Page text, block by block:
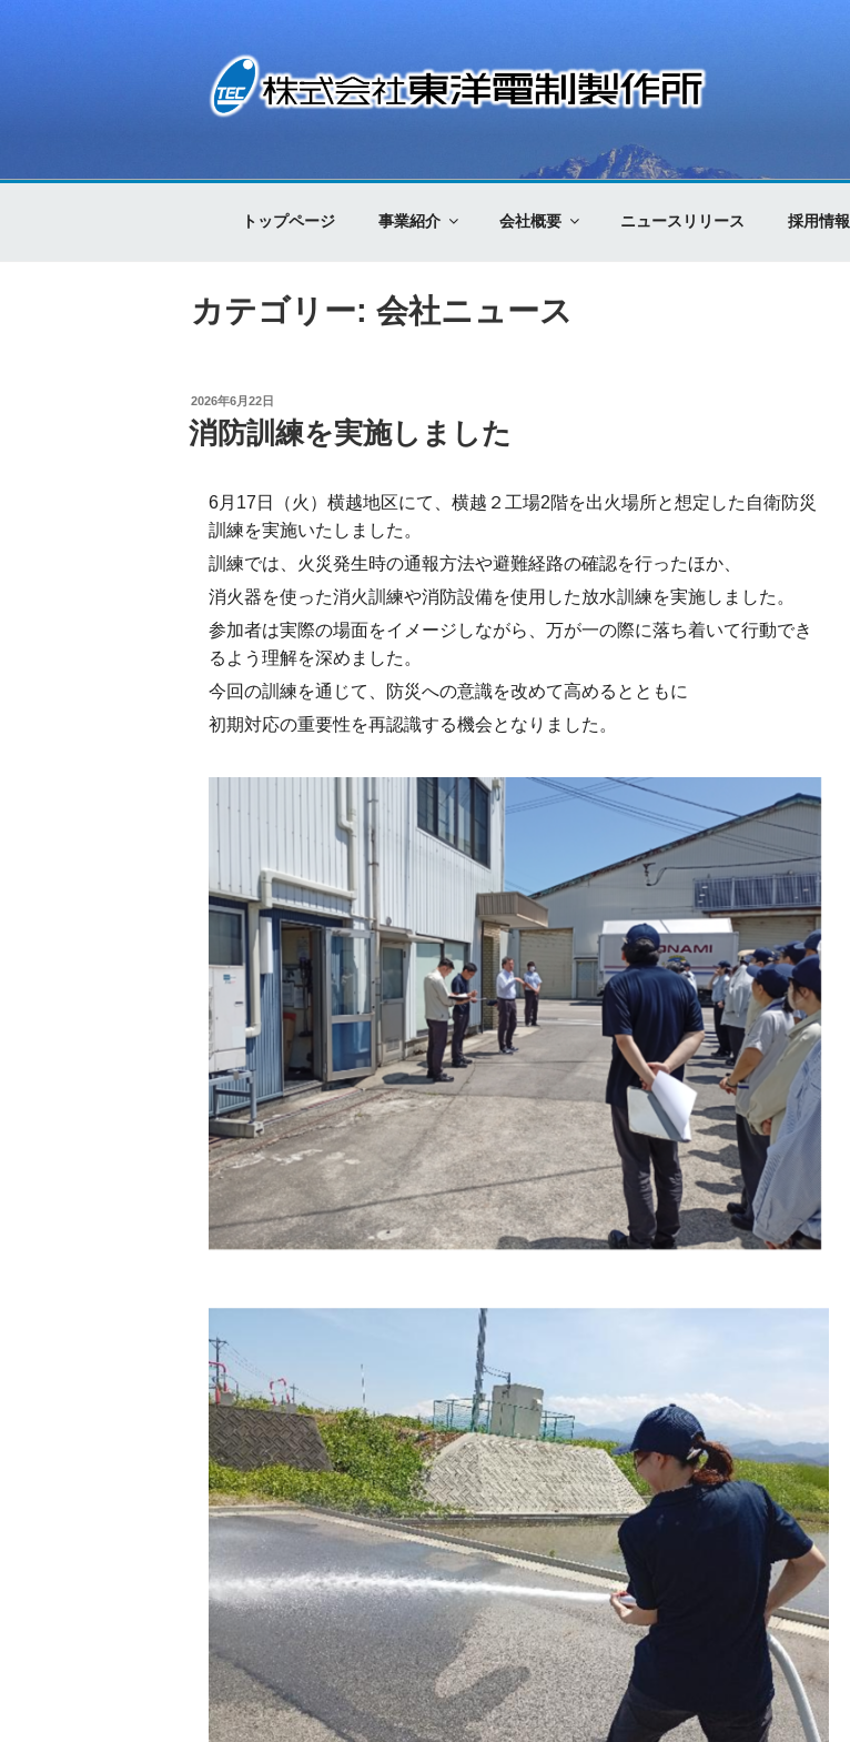
株式会社東洋電制製作所
トップページ 事業紹介 会社概要 ニュースリリース 採用情報
カテゴリー: 会社ニュース
投
稿
日:
2026年6月22日
消防訓練を実施しました
6月17日（火）横越地区にて、横越２工場2階を出火場所と想定した自衛防災
訓練を実施いたしました。
訓練では、火災発生時の通報方法や避難経路の確認を行ったほか、
消火器を使った消火訓練や消防設備を使用した放水訓練を実施しました。
参加者は実際の場面をイメージしながら、万が一の際に落ち着いて行動でき
るよう理解を深めました。
今回の訓練を通じて、防災への意識を改めて高めるとともに
初期対応の重要性を再認識する機会となりました。